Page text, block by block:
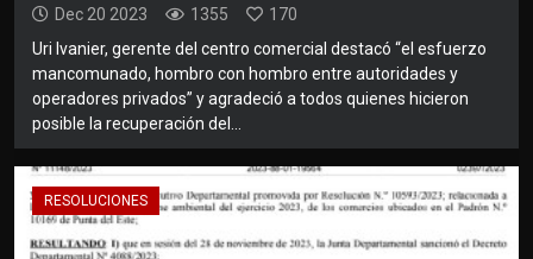
Dec 20 2023 1355
170
Uri Ivanier, gerente del centro comercial destacó “el esfuerzo
mancomunado, hombro con hombro entre autoridades y
operadores privados” y agradeció a todos quienes hicieron
posible la recuperación del...
RESOLUCIONES